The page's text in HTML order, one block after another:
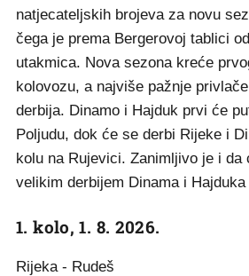
natjecateljskih brojeva za novu
čega je prema Bergerovoj tablici
utakmica. Nova sezona kreće
kolovozu, a najviše pažnje
derbija. Dinamo i Hajduk prvi će
Poljudu, dok će se derbi Rijeke i
kolu na Rujevici. Zanimljivo je i da
velikim derbijem Dinama i Hajduka
1. kolo, 1. 8. 2026.
Rijeka - Rudeš